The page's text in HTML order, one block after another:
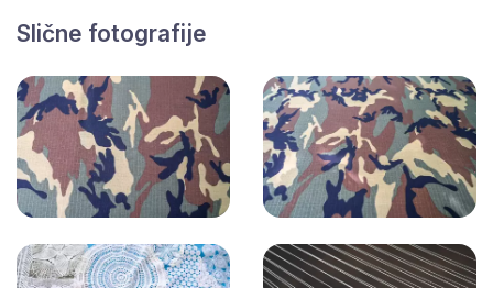
Slične fotografije